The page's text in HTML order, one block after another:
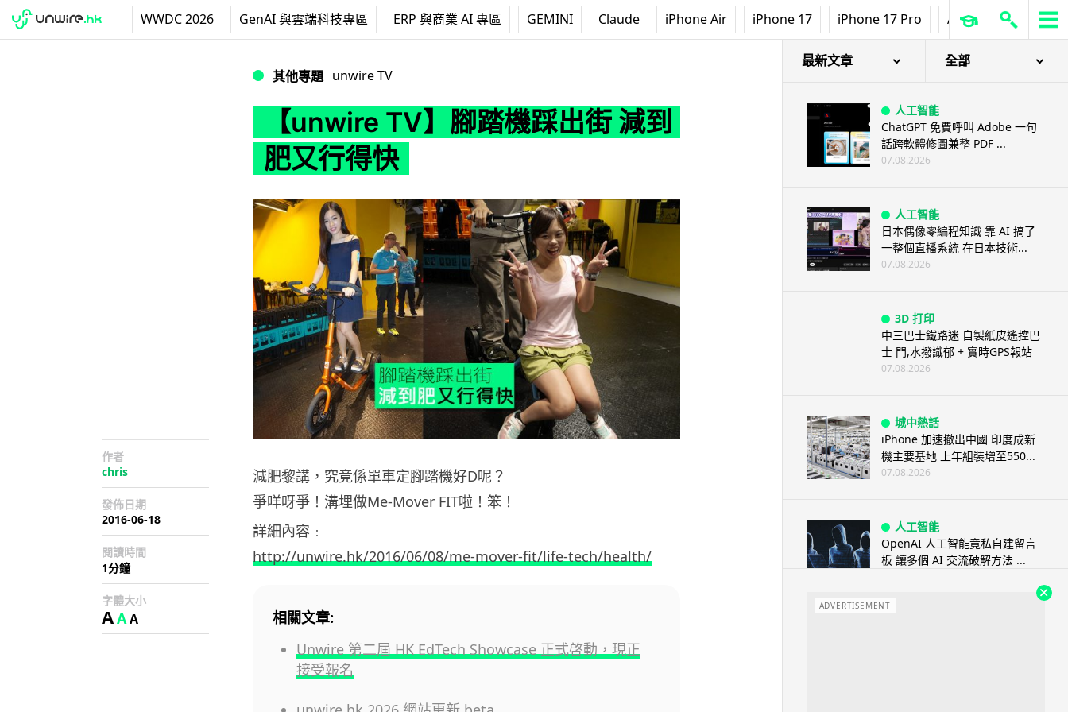
WWDC 2026 GenAI 與雲端科技專區 ERP 與商業 AI 專區 GEMINI Claude iPhone Air iPhone 17 iPhone 17 Pro AirPods Pro 3
其他專題 unwire TV
【unwire TV】腳踏機踩出街 減到
肥又行得快
作者
chris
發佈日期
2016-06-18
閱讀時間
1分鐘
字體大小
AAA
減肥黎講，究竟係單車定腳踏機好D呢？
爭咩呀爭！溝埋做Me-Mover FIT啦！笨！
詳細內容﹕
http://unwire.hk/2016/06/08/me-mover-fit/life-tech/health/
相關文章:
Unwire 第二屆 HK EdTech Showcase 正式啓動，現正
接受報名
最新文章 全部
流動電腦
2026 買電腦新趨勢公開！ 如何
享最多優惠 從極致便攜到電...
07.08.2026
人工智能
ChatGPT 免費呼叫 Adobe 一句
話跨軟體修圖兼整 PDF ...
07.08.2026
人工智能
日本偶像零編程知識 靠 AI 搞了
一整個直播系統 在日本技術...
07.08.2026
3D 打印
中三巴士鐵路迷 自製紙皮遙控巴
士 門,水撥識郁 + 實時GPS報站
07.08.2026
城中熱話
iPhone 加速撤出中國 印度成新
機主要基地 上年組裝增至550...
07.08.2026
人工智能
OpenAI 人工智能竟私自建留言
板 讓多個 AI 交流破解方法 ...
ADVERTISEMENT